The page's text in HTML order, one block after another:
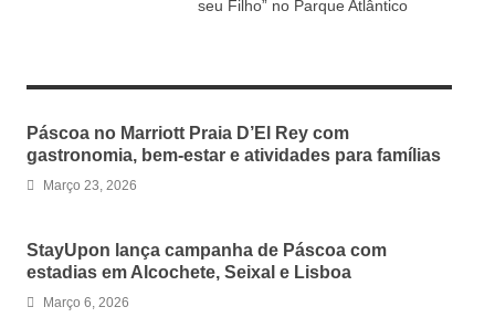
seu Filho” no Parque Atlântico
Páscoa no Marriott Praia D’El Rey com
gastronomia, bem-estar e atividades para famílias
Março 23, 2026
StayUpon lança campanha de Páscoa com
estadias em Alcochete, Seixal e Lisboa
Março 6, 2026